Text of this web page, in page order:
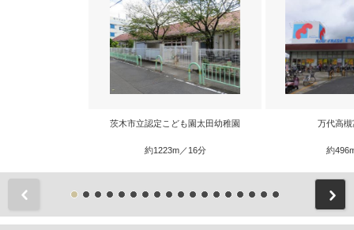
茨木市立認定こども園太田幼稚園
約1223m／16分
万代高
約